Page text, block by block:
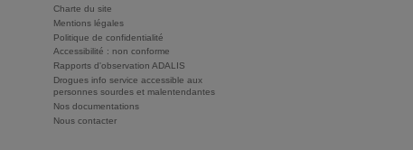
Charte du site
Mentions légales
Politique de confidentialité
Accessibilité : non conforme
Rapports d'observation ADALIS
Drogues info service accessible aux
personnes sourdes et malentendantes
Nos documentations
Nous contacter